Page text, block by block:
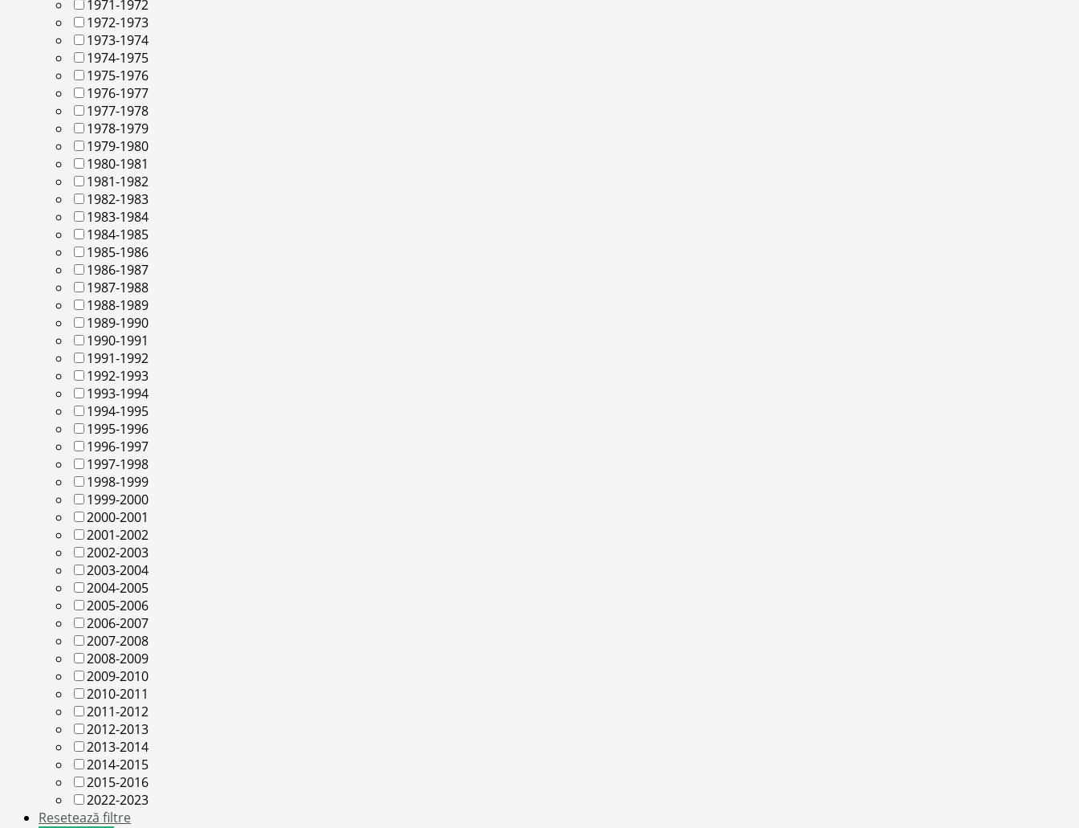
1971-1972
1972-1973
1973-1974
1974-1975
1975-1976
1976-1977
1977-1978
1978-1979
1979-1980
1980-1981
1981-1982
1982-1983
1983-1984
1984-1985
1985-1986
1986-1987
1987-1988
1988-1989
1989-1990
1990-1991
1991-1992
1992-1993
1993-1994
1994-1995
1995-1996
1996-1997
1997-1998
1998-1999
1999-2000
2000-2001
2001-2002
2002-2003
2003-2004
2004-2005
2005-2006
2006-2007
2007-2008
2008-2009
2009-2010
2010-2011
2011-2012
2012-2013
2013-2014
2014-2015
2015-2016
2022-2023
Resetează filtre